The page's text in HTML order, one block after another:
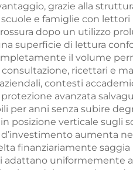
grazie alla
e famiglie con
dopo un utilizzo
superficie di lettura
il volume
ricettari e
contesti
avanzata
per anni senza subire
posizione verticale sugli
d’investimento aumenta
finanziariamente saggia
adattano uniformemente